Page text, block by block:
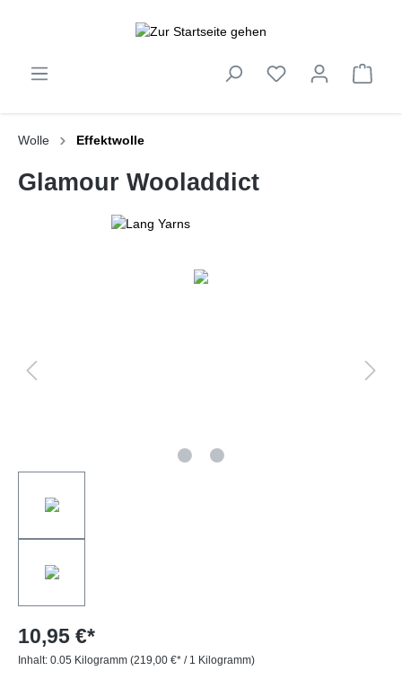
Wolle Effektwolle
Glamour Wooladdict
10,95 €*
Inhalt: 0.05 Kilogramm (219,00 €* / 1 Kilogramm)